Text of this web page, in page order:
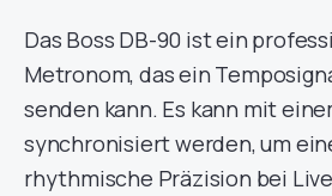
Das Boss DB-90 ist ein
Metronom, das ein
senden kann. Es kann mit
synchronisiert werden, um
rhythmische Präzision bei